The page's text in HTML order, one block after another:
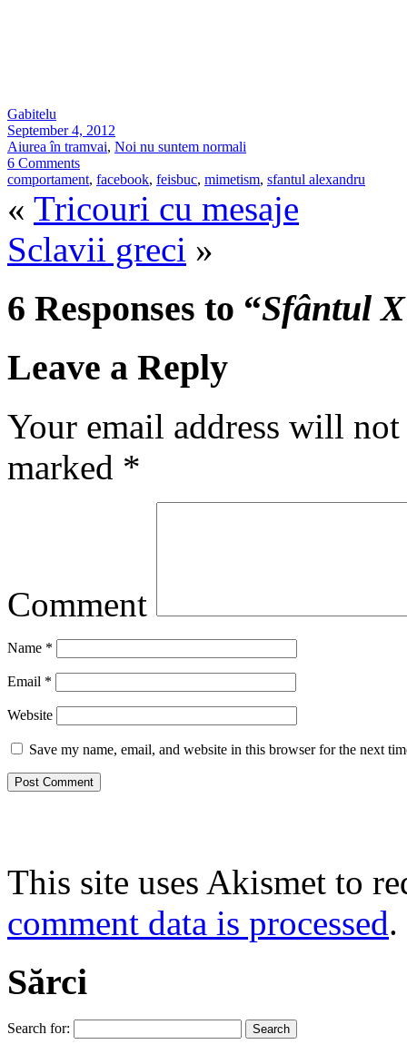
Gabitelu
September 4, 2012
Aiurea în tramvai, Noi nu suntem normali
6 Comments
comportament, facebook, feisbuc, mimetism, sfantul alexandru
« Tricouri cu mesaje
Sclavii greci »
6 Responses to “Sfântul
Leave a Reply
Your email address will
marked *
Comment
Name *
Email *
Website
Save my name, email, and website in this browser for the next
This site uses Akismet to
comment data is processed.
Sărci
Search for: